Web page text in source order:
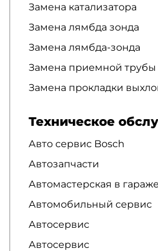
Замена катализатора
Замена лямбда зонда
Замена лямбда-зонда
Замена приемной трубы
Замена прокладки
Техническое
Авто сервис Bosch
Автозапчасти
Автомастерская в гараже
Автомобильный сервис
Автосервис
Автосервис